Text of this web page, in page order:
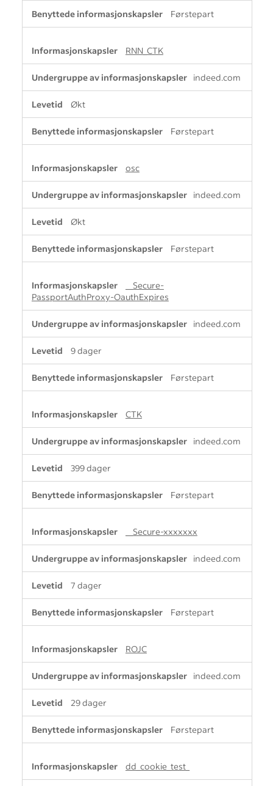
Førstepart
RNN_CTK
indeed.com
Økt
Førstepart
osc
indeed.com
Økt
Førstepart
__Secure-
PassportAuthProxy-OauthExpires
indeed.com
9 dager
Førstepart
CTK
indeed.com
399 dager
Førstepart
__Secure-xxxxxxx
indeed.com
7 dager
Førstepart
ROJC
indeed.com
29 dager
Førstepart
dd_cookie_test_